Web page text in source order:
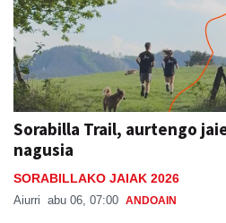
Sorabilla Trail, aurtengo
nagusia
SORABILLAKO JAIAK 2026
Aiurri abu 06, 07:00 ANDOAIN